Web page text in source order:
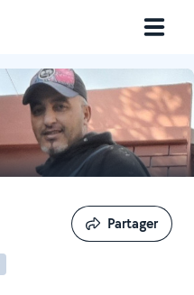
Partager
Partager